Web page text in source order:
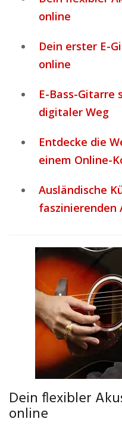
online
Dein erster E-
online
E-Bass-Gitarre
digitaler Weg
Entdecke die
einem Online-
Ausländische
faszinierenden
Dein flexibler
online